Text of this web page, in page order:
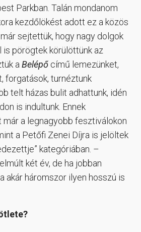
Parkban. Talán mondanom
kezdőlökést adott ez a közös
sejtettük, hogy nagy dolgok
is pörögtek körülöttünk az
a Belépő című lemezünket,
forgatások, turnéztunk
telt házas bulit adhattunk, idén
is indultunk. Ennek
a legnagyobb fesztiválokon
a Petőfi Zenei Díjra is jelöltek
kategóriában. –
két év, de ha jobban
akár háromszor ilyen hosszú is